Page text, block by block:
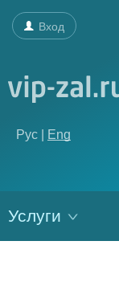
Вход
Рус | Eng
Услуги